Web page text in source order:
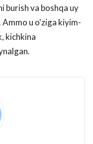
burish va boshqa uy
u o'ziga kiyim-
kichkina